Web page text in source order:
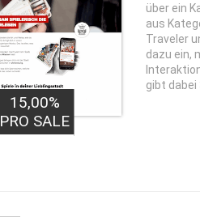
15,00%
PRO SALE
über ein
aus
Traveler
dazu ein,
gibt dabei